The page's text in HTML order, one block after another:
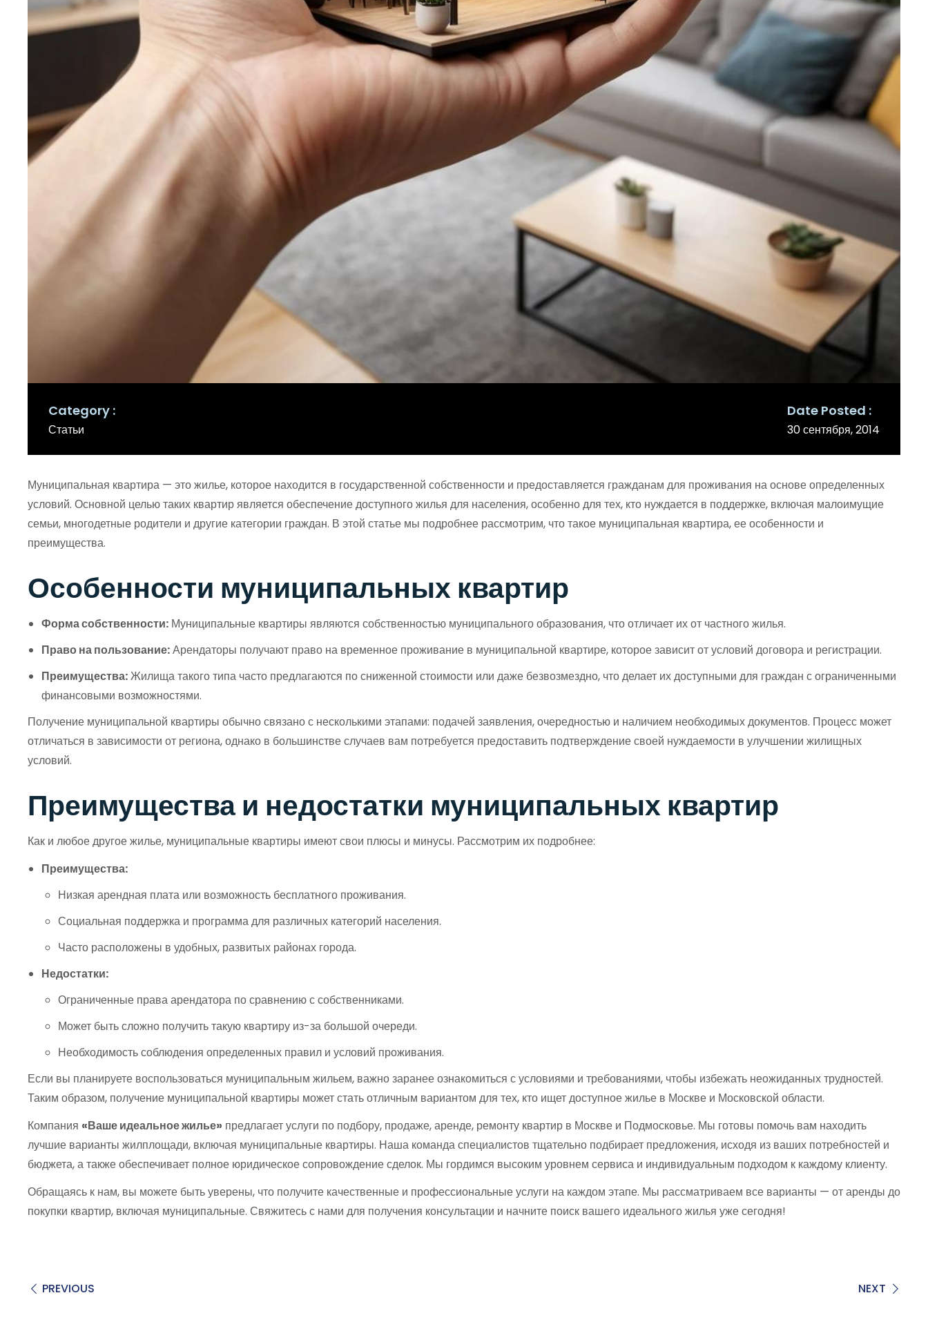
Category
Статьи
Date Posted
30 сентября, 2014
Муниципальная квартира — это жилье, которое находится в государственной собственности и предоставляется гражданам для проживания на основе определенных
условий. Основной целью таких квартир является обеспечение доступного жилья для населения, особенно для тех, кто нуждается в поддержке, включая малоимущие
семьи, многодетные родители и другие категории граждан. В этой статье мы подробнее рассмотрим, что такое муниципальная квартира, ее особенности и
преимущества.
Особенности муниципальных квартир
Форма собственности: Муниципальные квартиры являются собственностью муниципального образования, что отличает их от частного жилья.
Право на пользование:Арендаторы получают право на временное проживание в муниципальной квартире, которое зависит от условий договора и регистрации.
Преимущества:Жилища такого типа часто предлагаются по сниженной стоимости или даже безвозмездно, что делает их доступными для граждан с ограниченными
финансовыми возможностями.
Получение муниципальной квартиры обычно связано с несколькими этапами: подачей заявления, очередностью и наличием необходимых документов. Процесс может
отличаться в зависимости от региона, однако в большинстве случаев вам потребуется предоставить подтверждение своей нуждаемости в улучшении жилищных
условий.
Преимущества и недостатки муниципальных квартир
Как и любое другое жилье, муниципальные квартиры имеют свои плюсы и минусы. Рассмотрим их подробнее:
Преимущества:
Низкая арендная плата или возможность бесплатного проживания.
Социальная поддержка и программа для различных категорий населения.
Часто расположены в удобных, развитых районах города.
Недостатки:
Ограниченные права арендатора по сравнению с собственниками.
Может быть сложно получить такую квартиру из-за большой очереди.
Необходимость соблюдения определенных правил и условий проживания.
Если вы планируете воспользоваться муниципальным жильем, важно заранее ознакомиться с условиями и требованиями, чтобы избежать неожиданных трудностей.
Таким образом, получение муниципальной квартиры может стать отличным вариантом для тех, кто ищет доступное жилье в Москве и Московской области.
Компания «Ваше идеальное жилье» предлагает услуги по подбору, продаже, аренде, ремонту квартир в Москве и Подмосковье. Мы готовы помочь вам находить
лучшие варианты жилплощади, включая муниципальные квартиры. Наша команда специалистов тщательно подбирает предложения, исходя из ваших потребностей и
бюджета, а также обеспечивает полное юридическое сопровождение сделок. Мы гордимся высоким уровнем сервиса и индивидуальным подходом к каждому клиенту.
Обращаясь к нам, вы можете быть уверены, что получите качественные и профессиональные услуги на каждом этапе. Мы рассматриваем все варианты — от аренды до
покупки квартир, включая муниципальные. Свяжитесь с нами для получения консультации и начните поиск вашего идеального жилья уже сегодня!
PREVIOUS NEXT